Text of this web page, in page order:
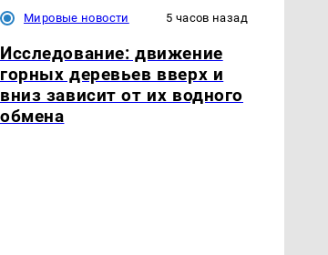
Мировые новости 5 часов назад
Исследование: движение
горных деревьев вверх и
вниз зависит от их водного
обмена